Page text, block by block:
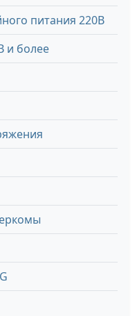
питания 220В
и более